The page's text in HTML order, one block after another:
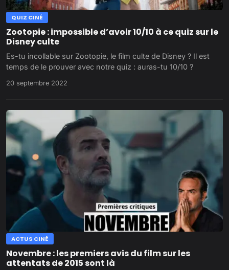
QUIZ CINÉ
Zootopie : impossible d’avoir 10/10 à ce quiz sur le
Disney culte
Es-tu incollable sur Zootopie, le film culte de Disney ? Il est
temps de le prouver avec notre quiz : auras-tu 10/10 ?
20 septembre 2022
ACTUS CINÉ
Novembre : les premiers avis du film sur les
attentats de 2015 sont là